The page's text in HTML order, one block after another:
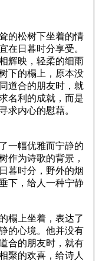
的松树下坐着的情
在日暮时分享受。
辉映，轻柔的细雨
下的榻上，原本没
道合的朋友时，就
名利的成就，而是
求内心的慰藉。
一幅优雅而宁静的
作为诗歌的背景，
暮时分，野外的烟
下，给人一种宁静
榻上坐着，表达了
的心境。他并没有
合的朋友时，就有
聚的欢喜，给诗人